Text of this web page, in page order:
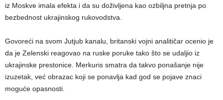
iz Moskve imala efekta i da su doživljena kao ozbiljna pretnja po
bezbednost ukrajinskog rukovodstva.
Govoreći na svom Jutjub kanalu, britanski vojni analitičar ocenio je
da je Zelenski reagovao na ruske poruke tako što se udaljio iz
ukrajinske prestonice. Merkuris smatra da takvo ponašanje nije
izuzetak, već obrazac koji se ponavlja kad god se pojave znaci
moguće opasnosti.